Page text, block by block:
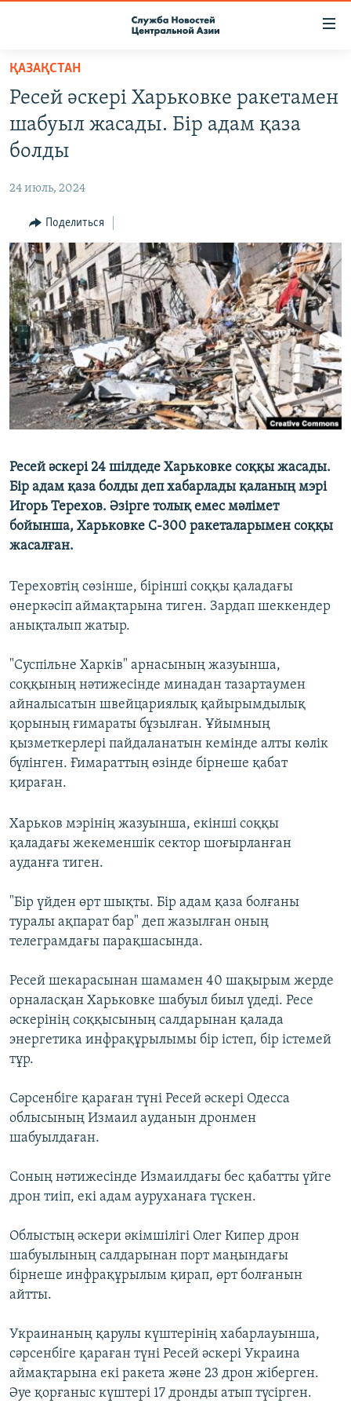
Вернуться
основному
содержанию
Вернутся
главной
Вернутся
поиску
ПОДПИСКА
КОНТАКТЫ
НАСТОЯЩЕЕ ВРЕМЯ
МИГРАНТ МЕДИА
ҚАЗАҚСТАН
Ресей әскері Харьковке ракетамен
шабуыл жасады. Бір адам қаза
болды
24 июль, 2024
Поделиться
Ресей әскері 24 шілдеде Харьковке соққы жасады.
Бір адам қаза болды деп хабарлады қаланың мэрі
Игорь Терехов. Әзірге толық емес мәлімет
бойынша, Харьковке С-300 ракеталарымен соққы
жасалған.
Тереховтің сөзінше, бірінші соққы қаладағы
өнеркәсіп аймақтарына тиген. Зардап шеккендер
анықталып жатыр.
"Суспільне Харків" арнасының жазуынша,
соққының нәтижесінде минадан тазартаумен
айналысатын швейцариялық қайырымдылық
қорының ғимараты бұзылған. Ұйымның
қызметкерлері пайдаланатын кемінде алты көлік
бүлінген. Ғимараттың өзінде бірнеше қабат
қираған.
Харьков мэрінің жазуынша, екінші соққы
қаладағы жекеменшік сектор шоғырланған
ауданға тиген.
"Бір үйден өрт шықты. Бір адам қаза болғаны
туралы ақпарат бар" деп жазылған оның
телеграмдағы парақшасында.
Ресей шекарасынан шамамен 40 шақырым жерде
орналасқан Харьковке шабуыл биыл үдеді. Ресе
әскерінің соққысының салдарынан қалада
энергетика инфрақұрылымы бір істеп, бір істемей
тұр.
Сәрсенбіге қараған түні Ресей әскері Одесса
облысының Измаил ауданын дронмен
шабуылдаған.
Соның нәтижесінде Измаилдағы бес қабатты үйге
дрон тиіп, екі адам ауруханаға түскен.
Облыстың әскери әкімшілігі Олег Кипер дрон
шабуылының салдарынан порт маңындағы
бірнеше инфрақұрылым қирап, өрт болғанын
айтты.
Украинаның қарулы күштерінің хабарлауынша,
сәрсенбіге қараған түні Ресей әскері Украина
аймақтарына екі ракета және 23 дрон жіберген.
Әуе қорғаныс күштері 17 дронды атып түсірген.